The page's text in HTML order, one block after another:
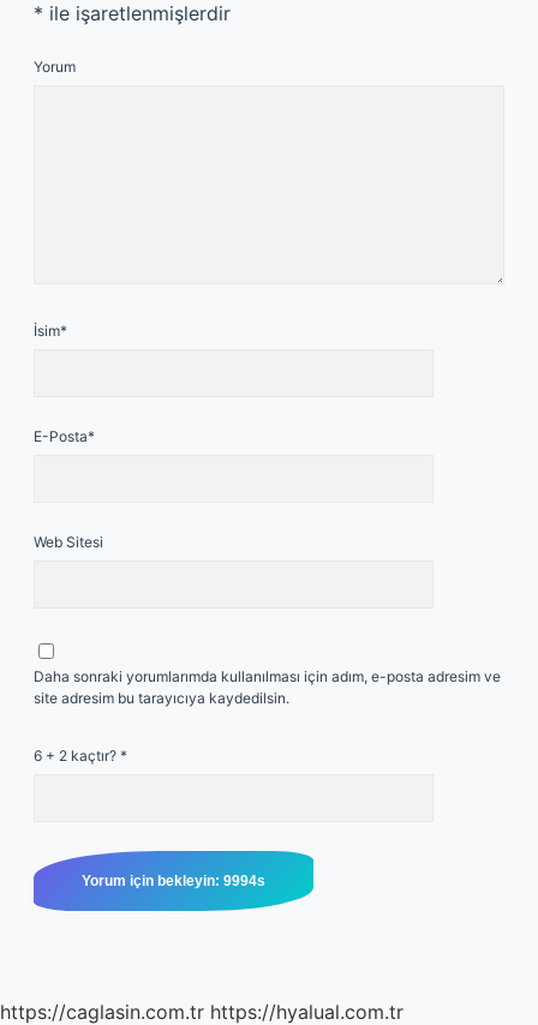
* ile işaretlenmişlerdir
Yorum
İsim*
E-Posta*
Web Sitesi
Daha sonraki yorumlarımda kullanılması için adım, e-posta adresim ve
site adresim bu tarayıcıya kaydedilsin.
6 + 2 kaçtır? *
https://caglasin.com.tr https://hyalual.com.tr